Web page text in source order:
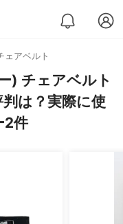
ェアベルト
) チェアベルト
は？実際に使
2件